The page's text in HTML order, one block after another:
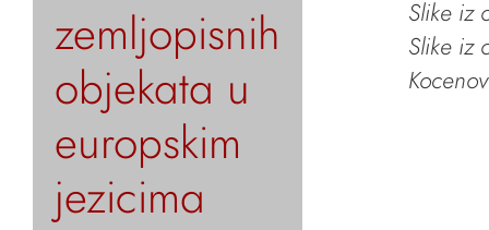
zemljopisnih
objekata u
europskim
jezicima
Slike iz
Slike iz